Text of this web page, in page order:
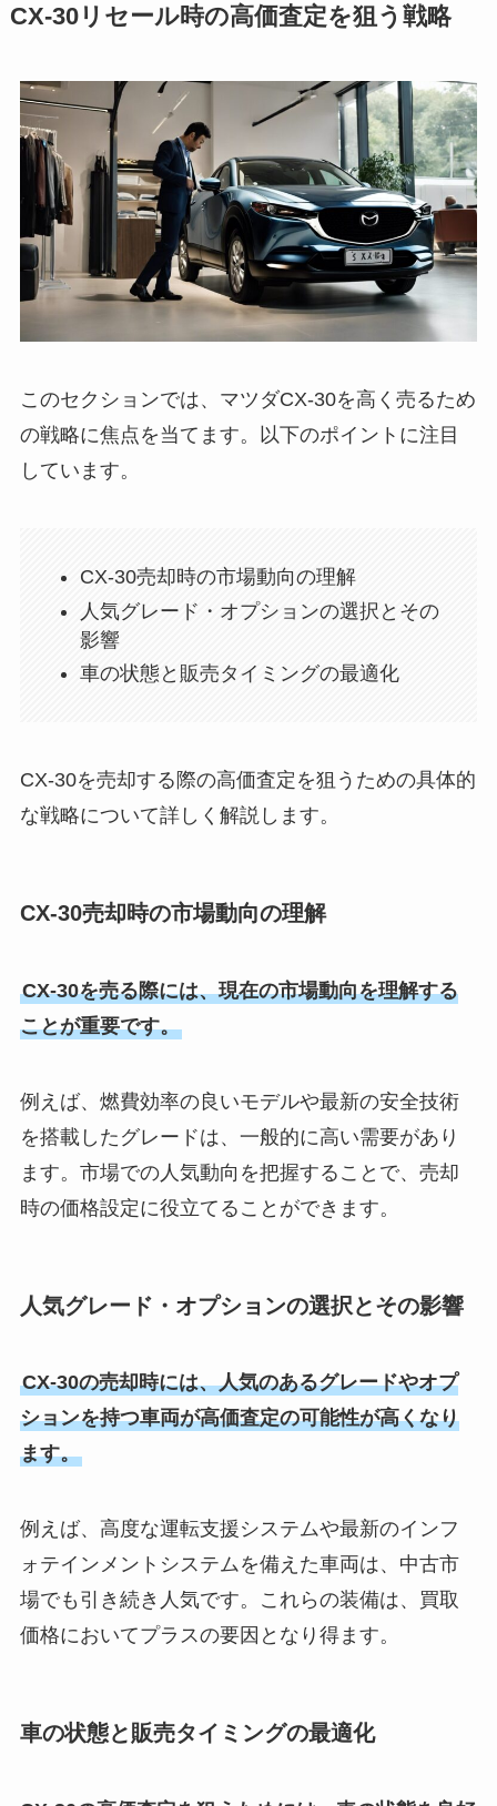
CX-30リセール時の高価査定を狙う戦略
このセクションでは、マツダCX-30を高く売るため
の戦略に焦点を当てます。以下のポイントに注目
しています。
CX-30売却時の市場動向の理解
人気グレード・オプションの選択とその
影響
車の状態と販売タイミングの最適化
CX-30を売却する際の高価査定を狙うための具体的
な戦略について詳しく解説します。
CX-30売却時の市場動向の理解
CX-30を売る際には、現在の市場動向を理解する
ことが重要です。
例えば、燃費効率の良いモデルや最新の安全技術
を搭載したグレードは、一般的に高い需要があり
ます。市場での人気動向を把握することで、売却
時の価格設定に役立てることができます。
人気グレード・オプションの選択とその影響
CX-30の売却時には、人気のあるグレードやオプ
ションを持つ車両が高価査定の可能性が高くなり
ます。
例えば、高度な運転支援システムや最新のインフ
ォテインメントシステムを備えた車両は、中古市
場でも引き続き人気です。これらの装備は、買取
価格においてプラスの要因となり得ます。
車の状態と販売タイミングの最適化